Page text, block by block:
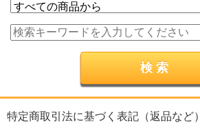
特定商取引法に基づく表記（返品など）